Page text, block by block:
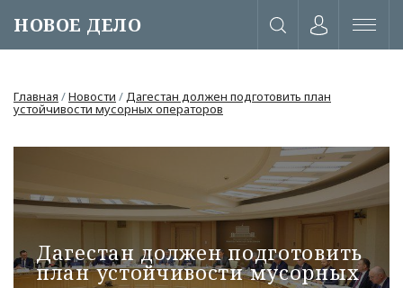
НОВОЕ ДЕЛО
Главная /Новости /Дагестан должен подготовить план
устойчивости мусорных операторов
Дагестан должен подготовить
план устойчивости мусорных